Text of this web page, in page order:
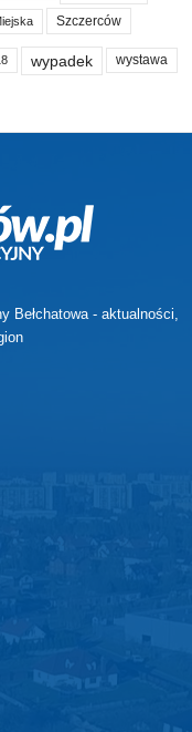
Szczerców
wypadek wystawa
Bełchatowa - aktualności,